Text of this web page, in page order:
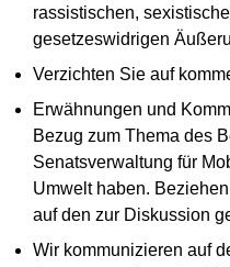
rassistischen,
gesetzeswidrigen
Verzichten Sie auf
Erwähnungen und
Bezug zum Thema des
Senatsverwaltung für
Umwelt haben.
auf den zur Diskussion
Wir kommunizieren auf